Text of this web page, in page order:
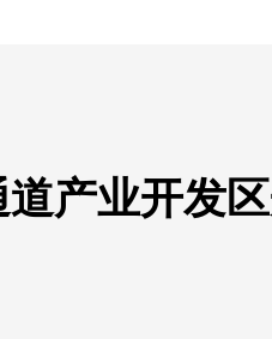
产业开发